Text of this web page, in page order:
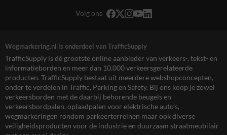
Volg ons
Wegmarkering.nl is onderdeel van TrafficSupply
TrafficSupply is dé grootste online aanbieder van verkeers-, tekst- en
informatieborden en meer dan 10.000 verkeersgerelateerde
producten. TrafficSupply bestaat uit meerdere webshopconcepten,
onder te verdelen in Traffic, Parking en Safety. Bij ons koop je zowel
verkeersborden met de daarbij behorende beugels en
verkeersbordpalen, oplaadpalen voor elektrische auto’s,
wegmarkeringen rondom parkeerterreinen maar ook diverse
veiligheidsproducten voor de industrie en duurzaam straatmeubilair